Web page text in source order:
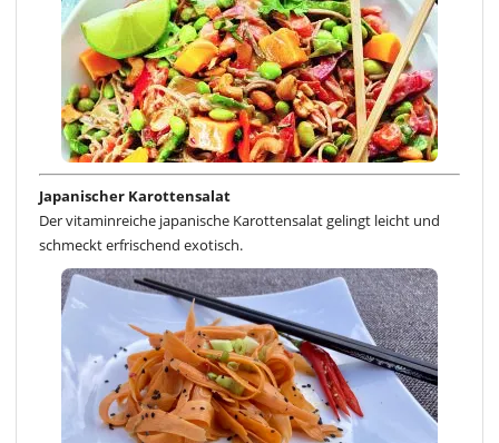
Japanischer Karottensalat
Der vitaminreiche japanische Karottensalat gelingt leicht und
schmeckt erfrischend exotisch.